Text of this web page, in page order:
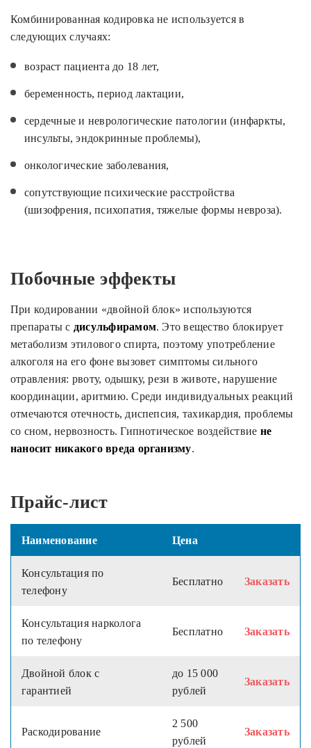
Комбинированная кодировка не используется в
следующих случаях:
возраст пациента до 18 лет,
беременность, период лактации,
сердечные и неврологические патологии (инфаркты,
инсульты, эндокринные проблемы),
онкологические заболевания,
сопутствующие психические расстройства
(шизофрения, психопатия, тяжелые формы невроза).
Побочные эффекты
При кодировании «двойной блок» используются
препараты с дисульфирамом. Это вещество блокирует
метаболизм этилового спирта, поэтому употребление
алкоголя на его фоне вызовет симптомы сильного
отравления: рвоту, одышку, рези в животе, нарушение
координации, аритмию. Среди индивидуальных реакций
отмечаются отечность, диспепсия, тахикардия, проблемы
со сном, нервозность. Гипнотическое воздействие не
наносит никакого вреда организму.
Прайс-лист
Наименование Цена
Консультация по
телефону
Бесплатно Заказать
Консультация нарколога
по телефону
Бесплатно Заказать
Двойной блок с
гарантией
до 15 000
рублей
Заказать
Раскодирование
2 500
рублей
Заказать